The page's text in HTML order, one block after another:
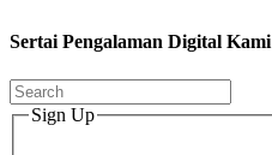
Sertai Pengalaman Digital Kami
Sign Up